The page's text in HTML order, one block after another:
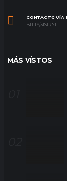
CONTACTO VÍA
BIT.LY/31S1RNL
MÁS VÍSTOS